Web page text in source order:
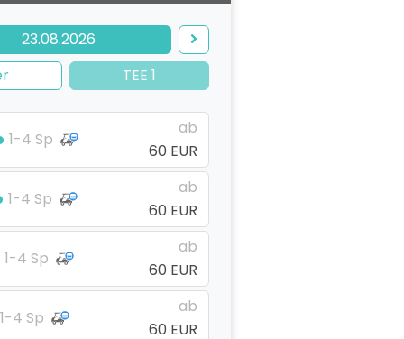
23.08.2026
TEE 1
1-4 Sp
ab
60 EUR
1-4 Sp
ab
60 EUR
1-4 Sp
ab
60 EUR
1-4 Sp
ab
60 EUR